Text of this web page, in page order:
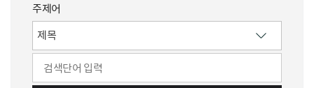
주제어